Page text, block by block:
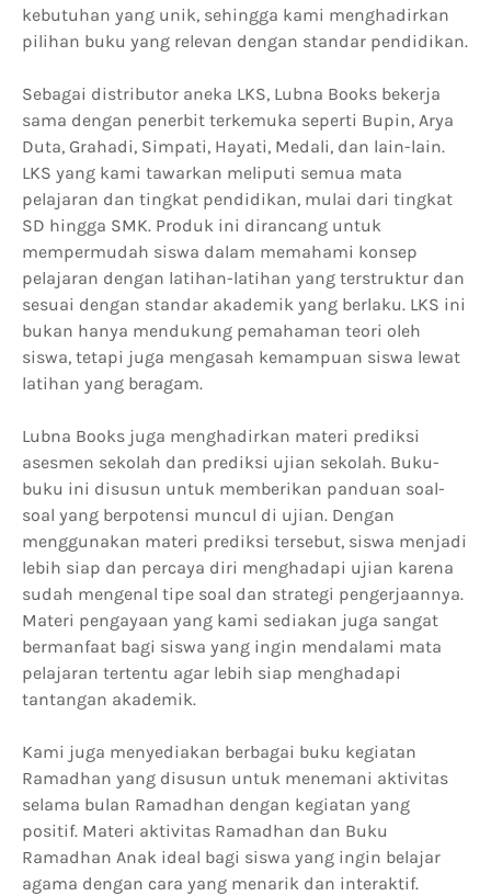
kebutuhan yang unik, sehingga kami menghadirkan
pilihan buku yang relevan dengan standar pendidikan.
Sebagai distributor aneka LKS, Lubna Books bekerja
sama dengan penerbit terkemuka seperti Bupin, Arya
Duta, Grahadi, Simpati, Hayati, Medali, dan lain-lain.
LKS yang kami tawarkan meliputi semua mata
pelajaran dan tingkat pendidikan, mulai dari tingkat
SD hingga SMK. Produk ini dirancang untuk
mempermudah siswa dalam memahami konsep
pelajaran dengan latihan-latihan yang terstruktur dan
sesuai dengan standar akademik yang berlaku. LKS ini
bukan hanya mendukung pemahaman teori oleh
siswa, tetapi juga mengasah kemampuan siswa lewat
latihan yang beragam.
Lubna Books juga menghadirkan materi prediksi
asesmen sekolah dan prediksi ujian sekolah. Buku-
buku ini disusun untuk memberikan panduan soal-
soal yang berpotensi muncul di ujian. Dengan
menggunakan materi prediksi tersebut, siswa menjadi
lebih siap dan percaya diri menghadapi ujian karena
sudah mengenal tipe soal dan strategi pengerjaannya.
Materi pengayaan yang kami sediakan juga sangat
bermanfaat bagi siswa yang ingin mendalami mata
pelajaran tertentu agar lebih siap menghadapi
tantangan akademik.
Kami juga menyediakan berbagai buku kegiatan
Ramadhan yang disusun untuk menemani aktivitas
selama bulan Ramadhan dengan kegiatan yang
positif. Materi aktivitas Ramadhan dan Buku
Ramadhan Anak ideal bagi siswa yang ingin belajar
agama dengan cara yang menarik dan interaktif.